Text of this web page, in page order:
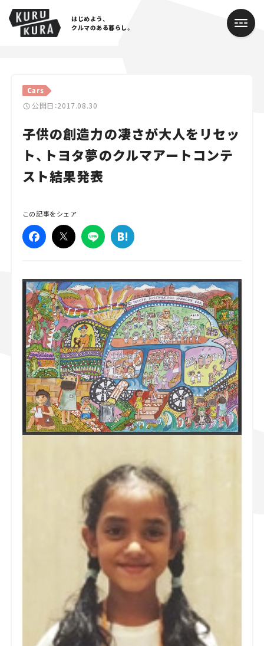
はじめよう、
クルマのある暮らし。
Cars
公開日：2017.08.30
子供の創造力の凄さが大人をリセッ
ト、トヨタ夢のクルマアートコンテ
スト結果発表
この記事をシェア
Cars
Lifestyle
Traffic
Special
Series
Campaign
スズキ ジムニー｜Suzuki Jimny
スズキ｜Suzuki
マツダ｜Mazda
マツダ ロードスター｜Mazda Roadster